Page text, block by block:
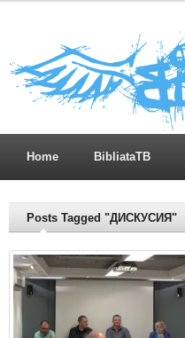
Home BibliataTB
Posts Tagged "ДИСКУСИЯ"